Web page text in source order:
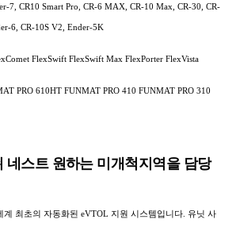
7, CR10 Smart Pro, CR-6 MAX, CR-10 Max, CR-30, CR-
6, CR-10S V2, Ender-5K
FlexSwift FlexSwift Max FlexPorter FlexVista
PRO 610HT FUNMAT PRO 410 FUNMAT PRO 310
네스트 원하는 미개척지역을 담당
계 최초의 자동화된 eVTOL 지원 시스템입니다. 유닛 사